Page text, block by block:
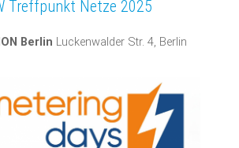
Treffpunkt Netze 2025
Berlin Luckenwalder Str. 4, Berlin